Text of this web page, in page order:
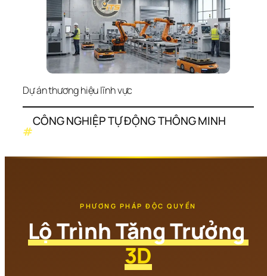
Dự án thương hiệu lĩnh vực
#
CÔNG NGHIỆP TỰ ĐỘNG THÔNG MINH
PHƯƠNG PHÁP ĐỘC QUYỀN
3D